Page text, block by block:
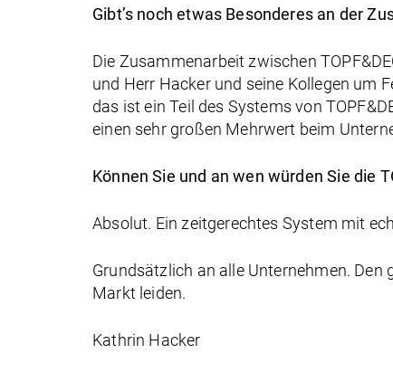
Gibt’s noch etwas Besonderes an der
Die Zusammenarbeit zwischen
und Herr Hacker und seine Kollegen um
das ist ein Teil des Systems von
einen sehr großen Mehrwert beim
Können Sie und an wen würden Sie die
Absolut. Ein zeitgerechtes System mit
Grundsätzlich an alle Unternehmen.
Markt leiden.
Kathrin Hacker